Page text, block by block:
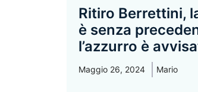
Ritiro Berrettini,
è senza
l’azzurro è
Maggio 26, 2024 Mario